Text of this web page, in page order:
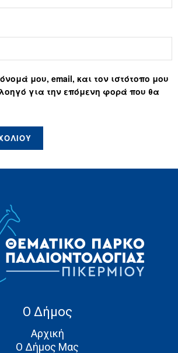
μου, email, και τον ιστότοπο μου
για την επόμενη φορά που θα
Ο Δήμος
Αρχική
Ο Δήμος Μας